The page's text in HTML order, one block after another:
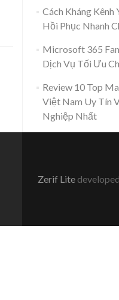
Cách Kháng Kênh
Hồi Phục Nhanh
Microsoft 365
Dịch Vụ Tối Ưu
Review 10 Top
Việt Nam Uy Tín
Nghiệp Nhất
Zerif Lite